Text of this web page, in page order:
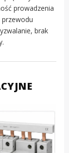
prowadzenia
przewodu
brak